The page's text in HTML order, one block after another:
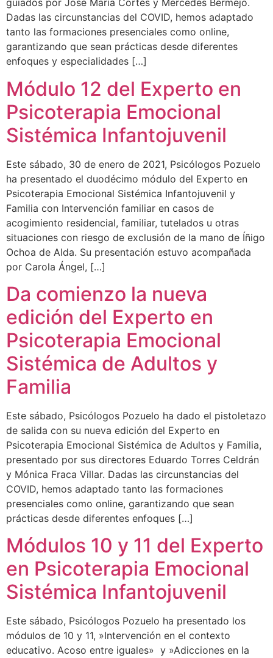
guiados por José María Cortés y Mercedes Bermejo.
Dadas las circunstancias del COVID, hemos adaptado
tanto las formaciones presenciales como online,
garantizando que sean prácticas desde diferentes
enfoques y especialidades […]
Módulo 12 del Experto en
Psicoterapia Emocional
Sistémica Infantojuvenil
Este sábado, 30 de enero de 2021, Psicólogos Pozuelo
ha presentado el duodécimo módulo del Experto en
Psicoterapia Emocional Sistémica Infantojuvenil y
Familia con Intervención familiar en casos de
acogimiento residencial, familiar, tutelados u otras
situaciones con riesgo de exclusión de la mano de Íñigo
Ochoa de Alda. Su presentación estuvo acompañada
por Carola Ángel, […]
Da comienzo la nueva
edición del Experto en
Psicoterapia Emocional
Sistémica de Adultos y
Familia
Este sábado, Psicólogos Pozuelo ha dado el pistoletazo
de salida con su nueva edición del Experto en
Psicoterapia Emocional Sistémica de Adultos y Familia,
presentado por sus directores Eduardo Torres Celdrán
y Mónica Fraca Villar. Dadas las circunstancias del
COVID, hemos adaptado tanto las formaciones
presenciales como online, garantizando que sean
prácticas desde diferentes enfoques […]
Módulos 10 y 11 del Experto
en Psicoterapia Emocional
Sistémica Infantojuvenil
Este sábado, Psicólogos Pozuelo ha presentado los
módulos de 10 y 11, »Intervención en el contexto
educativo. Acoso entre iguales» y »Adicciones en la